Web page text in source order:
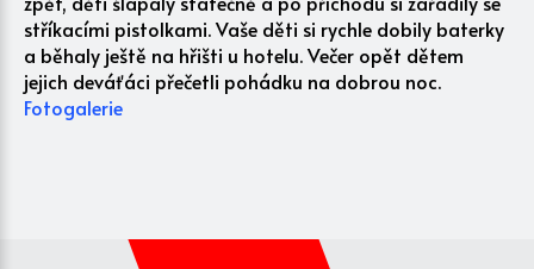
stříkacími pistolkami. Vaše děti si rychle dobily baterky
a běhaly ještě na hřišti u hotelu. Večer opět dětem
jejich deváťáci přečetli pohádku na dobrou noc.
Fotogalerie